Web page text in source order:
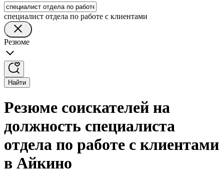
специалист отдела по работе с клиентами
Резюме
Найти
Резюме соискателей на
должность специалиста
отдела по работе с клиентами
в Айкино